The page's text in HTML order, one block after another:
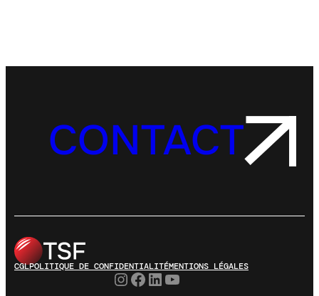
CONTACT
CGLPOLITIQUE DE CONFIDENTIALITÉMENTIONS LÉGALES
Instagram
Facebook
LinkedIn
YouTube